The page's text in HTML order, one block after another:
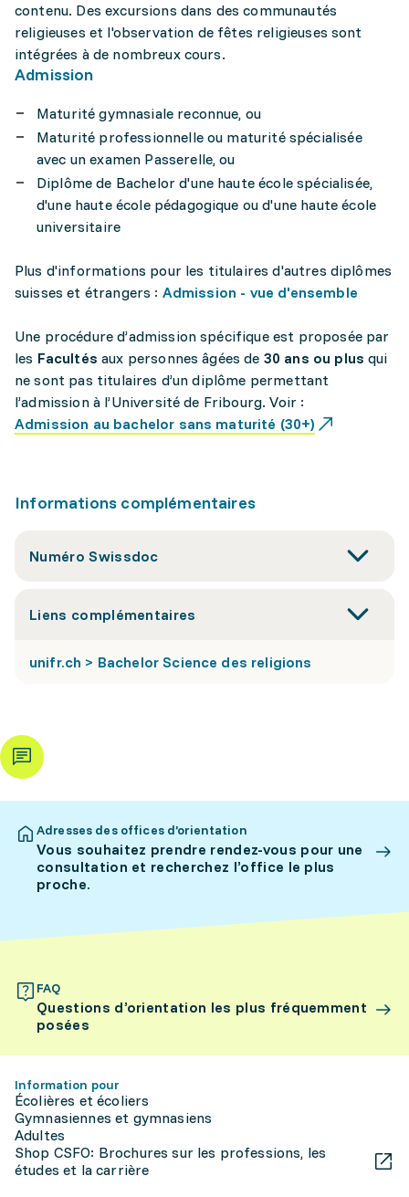
contenu. Des excursions dans des communautés
religieuses et l'observation de fêtes religieuses sont
intégrées à de nombreux cours.
Admission
Maturité gymnasiale reconnue, ou
Maturité professionnelle ou maturité spécialisée
avec un examen Passerelle, ou
Diplôme de Bachelor d'une haute école spécialisée,
d'une haute école pédagogique ou d'une haute école
universitaire
Plus d'informations pour les titulaires d'autres diplômes
suisses et étrangers : Admission - vue d'ensemble
Une procédure d’admission spécifique est proposée par
les Facultés aux personnes âgées de 30 ans ou plus qui
ne sont pas titulaires d’un diplôme permettant
l’admission à l’Université de Fribourg. Voir :
Admission au bachelor sans maturité (30+)
Informations complémentaires
Numéro Swissdoc
Liens complémentaires
unifr.ch > Bachelor Science des religions
Adresses des offices d’orientation
Vous souhaitez prendre rendez-vous pour une
consultation et recherchez l’office le plus
proche.
FAQ
Questions d’orientation les plus fréquemment
posées
Information pour
Écolières et écoliers
Gymnasiennes et gymnasiens
Adultes
Shop CSFO: Brochures sur les professions, les
études et la carrière